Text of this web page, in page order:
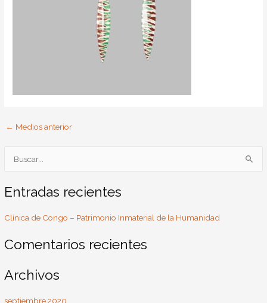
s
a
p
r
:
Entradas recientes
Clínica de Congo – Patrimonio Inmaterial de la Humanidad
Comentarios recientes
Archivos
septiembre 2020
← Medios anterior